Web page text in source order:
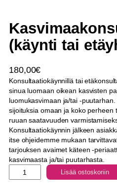
(käynti tai
180,00€
Konsultaatiokäynnillä tai
sinua luomaan oikean kasvisten
luomukasvimaan ja/tai -
sijoituksia omaan ja koko perheen
ruuan saatavuuden
Konsultaatiokäynnin jälkeen
itse ohjeidemme mukaan
tarjouksen avaimet käteen -
kasvimaasta ja/tai puutarhasta.
a
Lisää ostoskoriin